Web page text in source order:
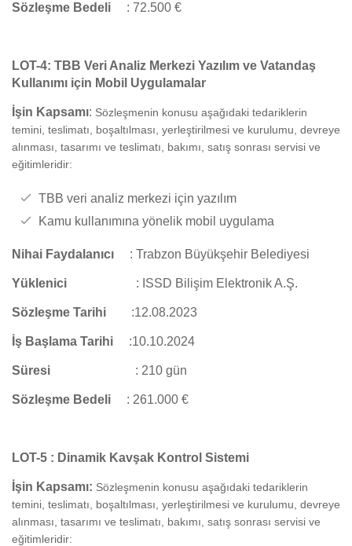
Sözleşme Bedeli : 72.500 €
LOT-4: TBB Veri Analiz Merkezi Yazılım ve Vatandaş
Kullanımı için Mobil Uygulamalar
İşin Kapsamı: Sözleşmenin konusu aşağıdaki tedariklerin
temini, teslimatı, boşaltılması, yerleştirilmesi ve kurulumu, devreye
alınması, tasarımı ve teslimatı, bakımı, satış sonrası servisi ve
eğitimleridir:
TBB veri analiz merkezi için yazılım
Kamu kullanımına yönelik mobil uygulama
Nihai Faydalanıcı : Trabzon Büyükşehir Belediyesi
Yüklenici : ISSD Bilişim Elektronik A.Ş.
Sözleşme Tarihi :12.08.2023
İş Başlama Tarihi :10.10.2024
Süresi : 210 gün
Sözleşme Bedeli : 261.000 €
LOT-5 : Dinamik Kavşak Kontrol Sistemi
İşin Kapsamı: Sözleşmenin konusu aşağıdaki tedariklerin
temini, teslimatı, boşaltılması, yerleştirilmesi ve kurulumu, devreye
alınması, tasarımı ve teslimatı, bakımı, satış sonrası servisi ve
eğitimleridir: